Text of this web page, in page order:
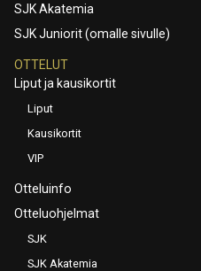
SJK Akatemia
SJK Juniorit (omalle sivulle)
OTTELUT
Liput ja kausikortit
Liput
Kausikortit
VIP
Otteluinfo
Otteluohjelmat
SJK
SJK Akatemia